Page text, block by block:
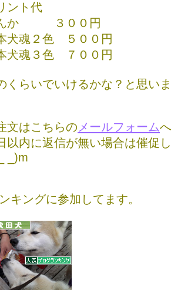
ント代
か ３００円
犬魂２色 ５００円
犬魂３色 ７００円
くらいでいけるかな？と思い
文はこちらの メールフォーム
以内に返信が無い場合は催促
_)m
キングに参加してます。